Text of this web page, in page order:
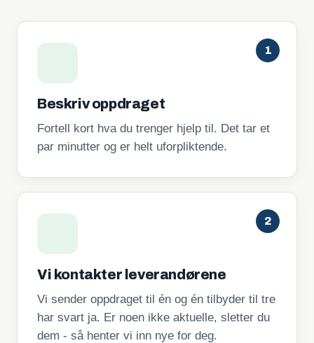
1
Beskriv oppdraget
Fortell kort hva du trenger hjelp til. Det tar et
par minutter og er helt uforpliktende.
2
Vi kontakter leverandørene
Vi sender oppdraget til én og én tilbyder til tre
har svart ja. Er noen ikke aktuelle, sletter du
dem - så henter vi inn nye for deg.